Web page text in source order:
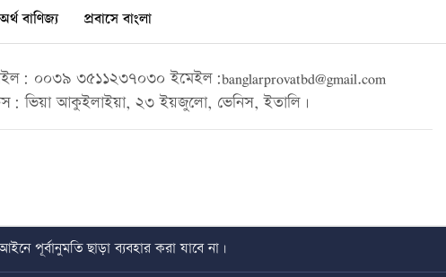
বাণিজ্য প্রবাসে বাংলা
০০৩৯ ৩৫১১২৩৭০৩০ ইমেইল:banglarprovatbd@gmail.com
ভিয়া আকুইলাইয়া, ২৩ ইয়জুলো, ভেনিস, ইতালি।
পূর্বানুমতি ছাড়া ব্যবহার করা যাবে না।